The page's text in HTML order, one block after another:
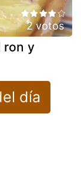
2 votos
ron y
día